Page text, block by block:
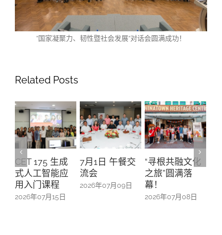
“国家凝聚力、韧性暨社会发展“对话会圆满成功！
Related Posts
CET 175 生成
式人工智能应
用入门课程
2026年07月15日
7月1日 午餐交
流会
2026年07月09日
“寻根共融文化
之旅”圆满落
幕！
2026年07月08日